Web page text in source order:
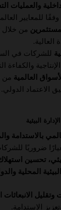
والعمليات
للمعايير
من خلال
للشركات في
والكفاءة
العالمية من
الاعتماد الدولي.
بالاستدامة
ضروريًا
تحسين
المحلية
وتقليل
الاستدامة.